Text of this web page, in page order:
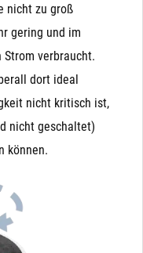
nicht zu groß
gering und im
verbraucht.
dort ideal
nicht kritisch ist,
nicht geschaltet)
können.